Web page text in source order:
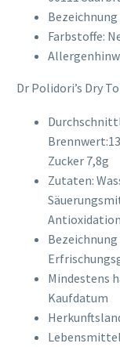
Farbstoffe:
Dr Polidori’s Dry
Zucker 7,8g
Zutaten:
Mindestens
Kaufdatum